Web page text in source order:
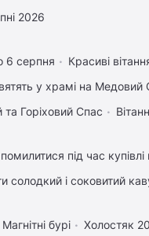
2026
6 серпня Красиві
у храмі на Медовий
Горіховий Спас
під час
солодкий і соковитий
Магнітні бурі Холостяк